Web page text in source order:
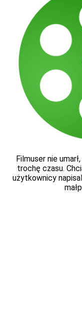
Filmuser nie
trochę czasu.
użytkownicy